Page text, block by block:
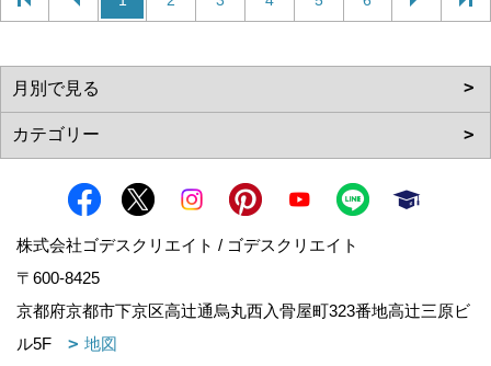
株式会社ゴデスクリエイト / ゴデスクリエイト
〒600-8425
京都府京都市下京区高辻通烏丸西入骨屋町323番地高辻三原ビ
ル5F
地図